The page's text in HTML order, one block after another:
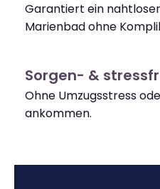
Garantiert ein
Marienbad ohne
Sorgen- &
Ohne Umzugsstress
ankommen.